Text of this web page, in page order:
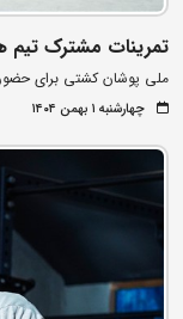
تمرینات مشترک تیم
ملی پوشان کشتی برای
چهارشنبه ۱ بهمن ۱۴۰۴